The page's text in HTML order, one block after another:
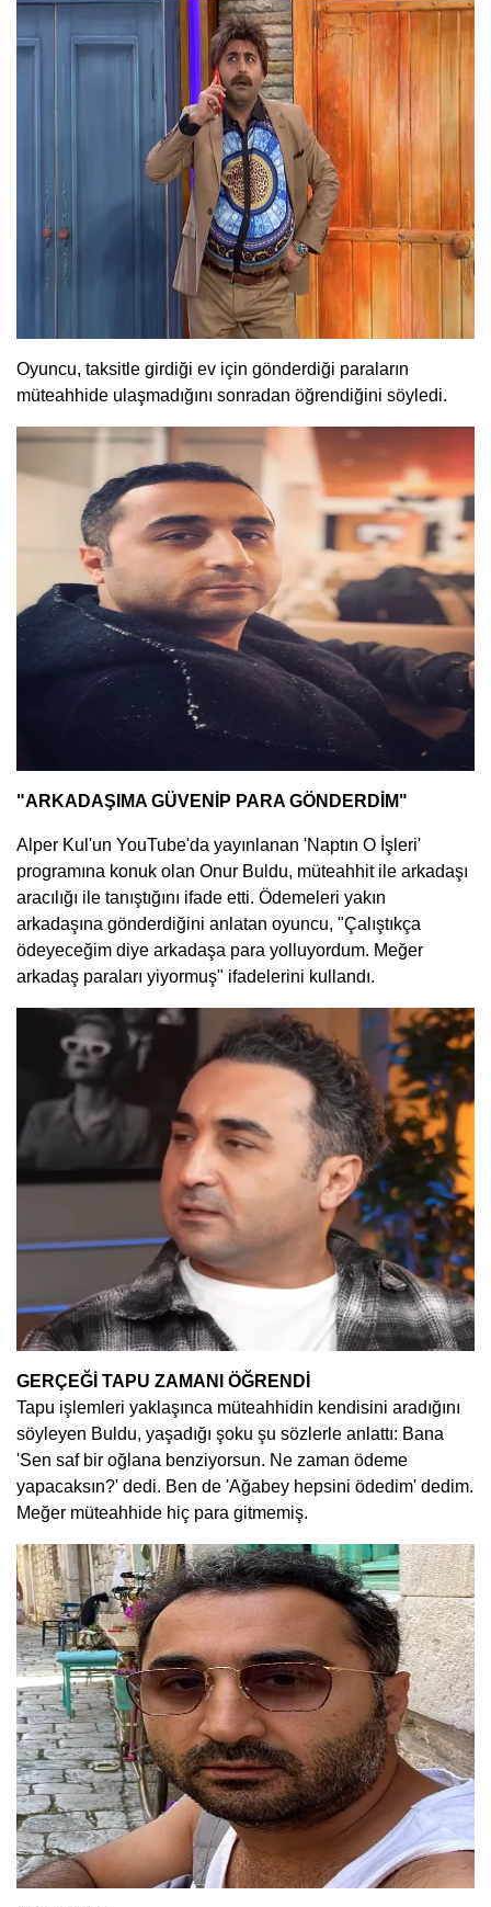
Oyuncu, taksitle girdiği ev için gönderdiği paraların
müteahhide ulaşmadığını sonradan öğrendiğini söyledi.
"ARKADAŞIMA GÜVENİP PARA GÖNDERDİM"
Alper Kul'un YouTube'da yayınlanan 'Naptın O İşleri'
programına konuk olan Onur Buldu, müteahhit ile arkadaşı
aracılığı ile tanıştığını ifade etti. Ödemeleri yakın
arkadaşına gönderdiğini anlatan oyuncu, "Çalıştıkça
ödeyeceğim diye arkadaşa para yolluyordum. Meğer
arkadaş paraları yiyormuş" ifadelerini kullandı.
GERÇEĞİ TAPU ZAMANI ÖĞRENDİ
Tapu işlemleri yaklaşınca müteahhidin kendisini aradığını
söyleyen Buldu, yaşadığı şoku şu sözlerle anlattı: Bana
'Sen saf bir oğlana benziyorsun. Ne zaman ödeme
yapacaksın?' dedi. Ben de 'Ağabey hepsini ödedim' dedim.
Meğer müteahhide hiç para gitmemiş.